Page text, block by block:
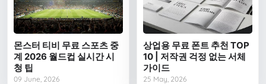
몬스터 티비 무료 스포츠 중
계 2026 월드컵 실시간 시
청 팁
09 June, 2026
상업용 무료 폰트 추천 TOP
10 | 저작권 걱정 없는 서체
가이드
25 May, 2026